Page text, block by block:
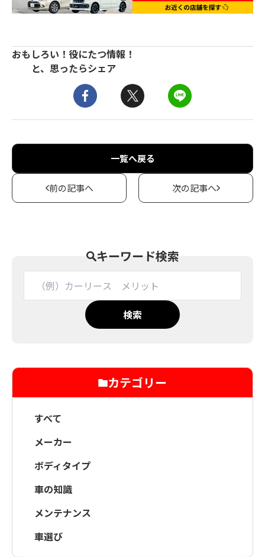
おもしろい！役にたつ情報！
と、思ったらシェア
一覧へ戻る
前の記事へ 次の記事へ
キーワード検索
検索
カテゴリー
すべて
メーカー
ボディタイプ
車の知識
メンテナンス
車選び